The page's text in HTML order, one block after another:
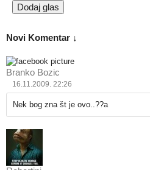
Dodaj glas
Novi Komentar ↓
Branko Bozic
16.11.2009. 22:26
Nek bog zna št je ovo..??a